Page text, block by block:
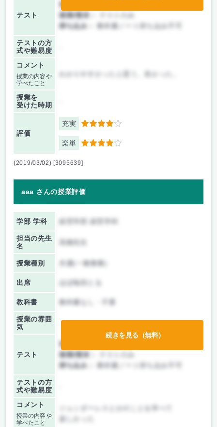
テスト
前期/中間：
後期/期末：
持ち込み：
教科書ノート持ち込み不可
テストの方
式や難易度
コメント
授業の内容や
学べたこと
授業を
受けた時期
評価
充実 4
楽単 4
(2019/03/02) [3095639]
aaa さんの授業評価
学部 学科
担当の先生
名
高橋先生
授業種別 共通(一般教養)
出席 ほぼ毎回とる
教科書 教科書なし・不要
授業の雰囲
気
テスト
前期/中間：
後期/期末：
持ち込み：
教科書ノート持ち込み不可
テストの方
式や難易度
コメント
授業の内容や
学べたこと
続きを見る（無料）